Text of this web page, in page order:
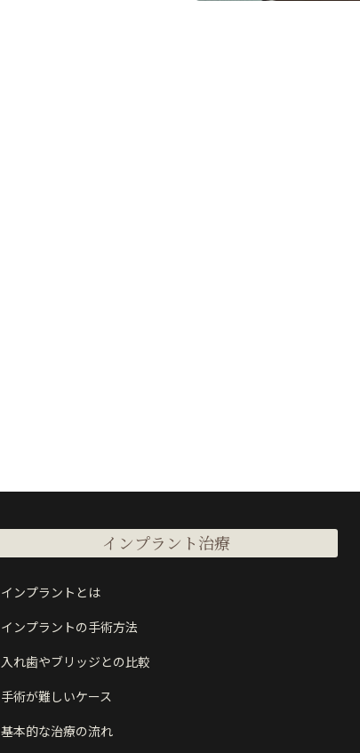
インプラント治療
インプラントとは
インプラントの手術方法
入れ歯やブリッジとの比較
手術が難しいケース
基本的な治療の流れ